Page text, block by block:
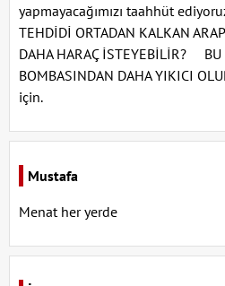
yapmayacağımızı taahhüt
TEHDİDİ ORTADAN KALKAN
DAHA HARAÇ İSTEYEBİLİR? BU
BOMBASINDAN DAHA YIKICI
için.
Mustafa
Menat her yerde